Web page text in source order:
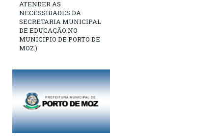
ATENDER AS
NECESSIDADES DA
SECRETARIA MUNICIPAL
DE EDUCAÇÃO NO
MUNICIPIO DE PORTO DE
MOZ.)